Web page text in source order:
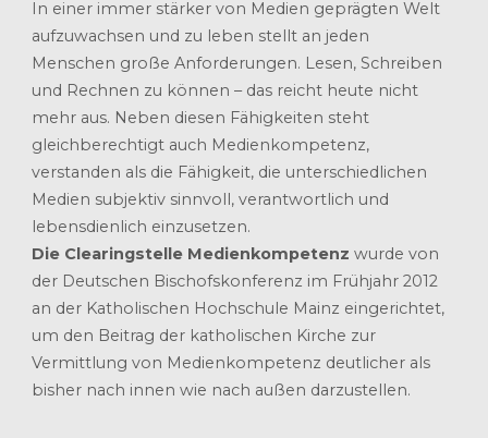
In einer immer stärker von Medien geprägten Welt
aufzuwachsen und zu leben stellt an jeden
Menschen große Anforderungen. Lesen, Schreiben
und Rechnen zu können – das reicht heute nicht
mehr aus. Neben diesen Fähigkeiten steht
gleichberechtigt auch Medienkompetenz,
verstanden als die Fähigkeit, die unterschiedlichen
Medien subjektiv sinnvoll, verantwortlich und
lebensdienlich einzusetzen.
Die Clearingstelle Medienkompetenz wurde von
der Deutschen Bischofskonferenz im Frühjahr 2012
an der Katholischen Hochschule Mainz eingerichtet,
um den Beitrag der katholischen Kirche zur
Vermittlung von Medienkompetenz deutlicher als
bisher nach innen wie nach außen darzustellen.